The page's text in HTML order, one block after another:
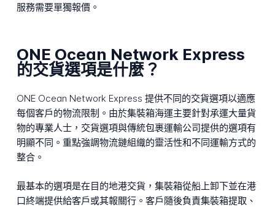
服務需要單獨報價。
ONE Ocean Network Express
的交貨選項是什麼？
ONE Ocean Network Express 提供不同的交貨選項以適應
每個客戶的物流限制。由於集裝箱海運主要針對承運大量貨
物的專業人士，交貨選項與傳統包裹運輸公司提供的選項有
明顯不同。重點強調物流鏈組織的靈活性和不同運輸方式的
整合。
最基本的選項是在目的地港交貨，集裝箱從船上卸下並在港
口終端提供給客戶或其報關行。客戶隨後負責集裝箱提取、